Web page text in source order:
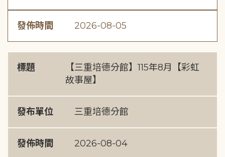
發佈時間 2026-08-05
標題
【三重培德分館】115年8月【彩虹
故事屋】
發布單位 三重培德分館
發佈時間 2026-08-04